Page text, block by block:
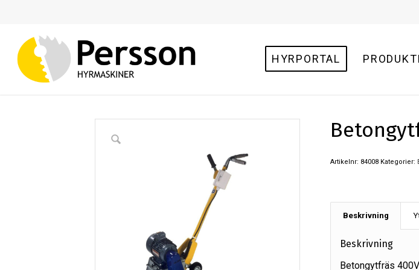
HYRPORTAL
Artikelnr: 84008 Kategorier:
Beskrivning
Beskrivning
Betongytfräs 400V